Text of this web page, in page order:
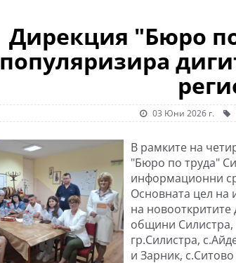
Дирекция "Бюро
популяризира
03 Юни 2026 г.
В рамките на
"Бюро по труда"
информационни
Основната цел на
на новооткритите
общини
гр.Силистра,
и Зарник,